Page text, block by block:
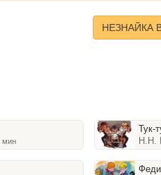
НЕЗНАЙКА
мин
Тук-
Н.Н.